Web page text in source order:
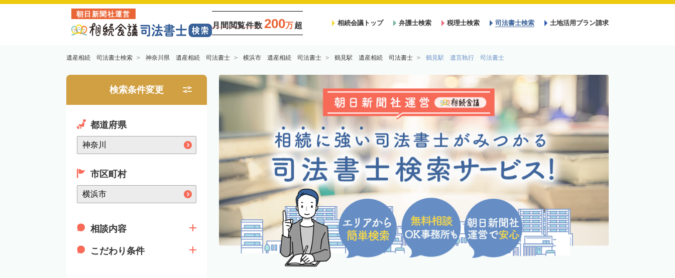
朝日新聞社運営
月間閲覧件数 200万超 相続会議トップ 弁護士検索 税理士検索 司法書士検索 土地活用プラン請求
遺産相続 司法書士検索 神奈川県 遺産相続 司法書士 横浜市 遺産相続 司法書士 鶴見駅 遺産相続 司法書士 鶴見駅 遺言執行 司法書士
検索条件変更
都道府県
市区町村
相談内容
こだわり条件